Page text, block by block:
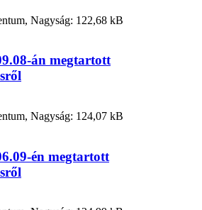
Nagyság: 122,68 kB
án megtartott
Nagyság: 124,07 kB
én megtartott